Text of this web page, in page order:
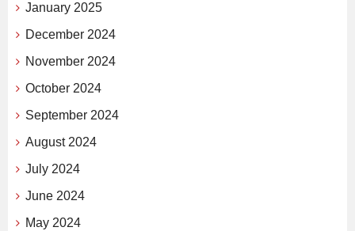
January 2025
December 2024
November 2024
October 2024
September 2024
August 2024
July 2024
June 2024
May 2024